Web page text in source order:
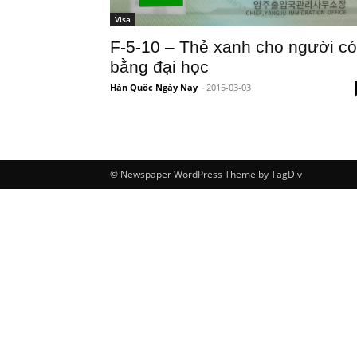
Visa
F-5-10 – Thẻ xanh cho người có
bằng đại học
Hàn Quốc Ngày Nay - 2015-03-03
© Newspaper WordPress Theme by TagDiv